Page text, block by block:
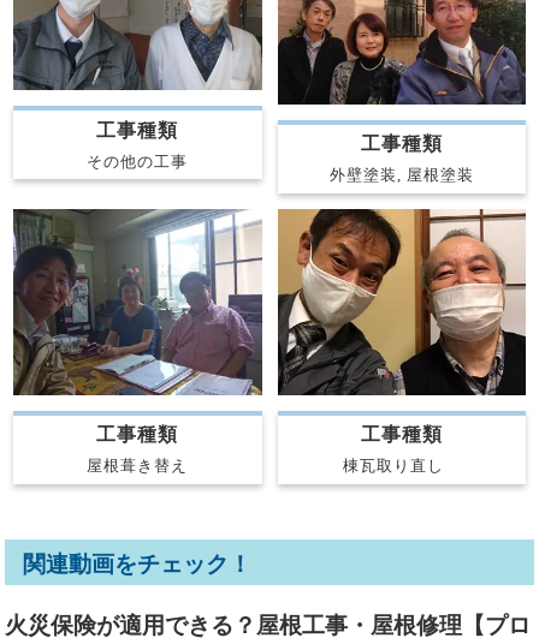
工事種類
その他の工事
工事種類
外壁塗装, 屋根塗装
工事種類
屋根葺き替え
工事種類
棟瓦取り直し
関連動画をチェック！
火災保険が適用できる？屋根工事・屋根修理【プロ